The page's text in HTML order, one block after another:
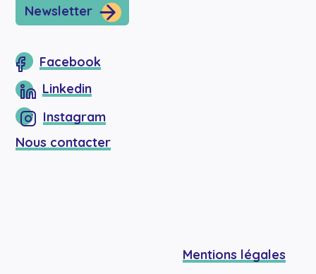
Newsletter
Facebook
Linkedin
Instagram
Nous contacter
Mentions légales